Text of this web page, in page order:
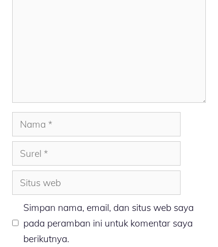
Nama
Surel
Situs
web
Simpan nama, email, dan situs web saya
pada peramban ini untuk komentar saya
berikutnya.